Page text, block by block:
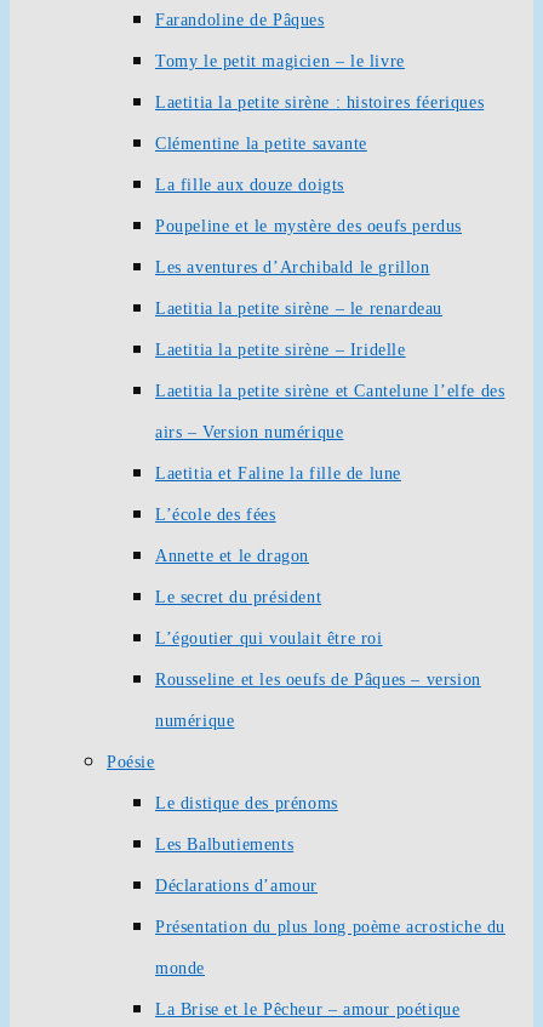
Farandoline de Pâques
Tomy le petit magicien – le livre
Laetitia la petite sirène : histoires féeriques
Clémentine la petite savante
La fille aux douze doigts
Poupeline et le mystère des oeufs perdus
Les aventures d’Archibald le grillon
Laetitia la petite sirène – le renardeau
Laetitia la petite sirène – Iridelle
Laetitia la petite sirène et Cantelune l’elfe des
airs – Version numérique
Laetitia et Faline la fille de lune
L’école des fées
Annette et le dragon
Le secret du président
L’égoutier qui voulait être roi
Rousseline et les oeufs de Pâques – version
numérique
Poésie
Le distique des prénoms
Les Balbutiements
Déclarations d’amour
Présentation du plus long poème acrostiche du
monde
La Brise et le Pêcheur – amour poétique